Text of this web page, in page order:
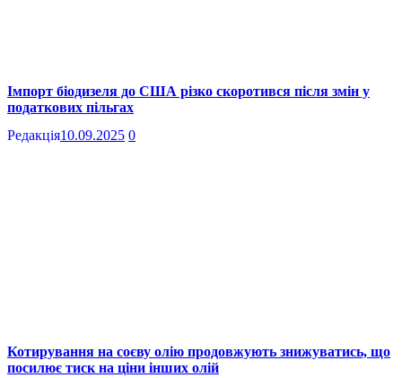
Імпорт біодизеля до США різко скоротився після змін у
податкових пільгах
Редакція10.09.2025 0
Котирування на соєву олію продовжують знижуватись, що
посилює тиск на ціни інших олій